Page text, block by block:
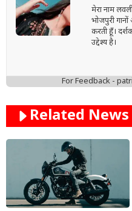
मेरा नाम
भोजपुरी
करती हूँ।
उद्देश्य है।
For Feedback -
Related News